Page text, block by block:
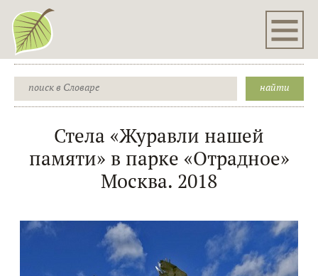
Стела «Журавли нашей
памяти» в парке «Отрадное»
Москва. 2018